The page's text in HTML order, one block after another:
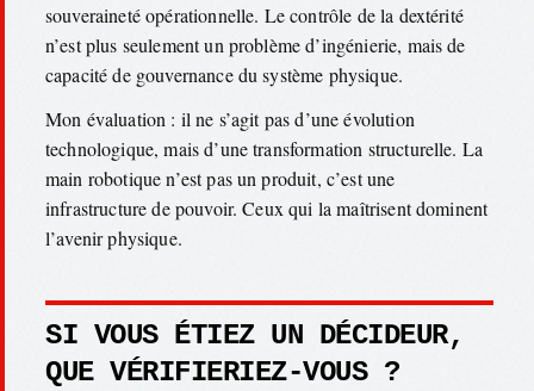
souveraineté opérationnelle. Le contrôle de la dextérité
n’est plus seulement un problème d’ingénierie, mais de
capacité de gouvernance du système physique.
Mon évaluation : il ne s’agit pas d’une évolution
technologique, mais d’une transformation structurelle. La
main robotique n’est pas un produit, c’est une
infrastructure de pouvoir. Ceux qui la maîtrisent dominent
l’avenir physique.
SI VOUS ÉTIEZ UN DÉCIDEUR,
QUE VÉRIFIERIEZ-VOUS ?